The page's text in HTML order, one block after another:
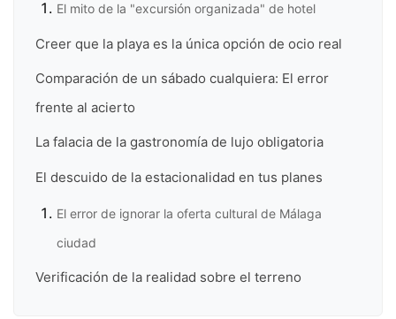
El mito de la "excursión organizada" de hotel
Creer que la playa es la única opción de ocio real
Comparación de un sábado cualquiera: El error
frente al acierto
La falacia de la gastronomía de lujo obligatoria
El descuido de la estacionalidad en tus planes
El error de ignorar la oferta cultural de Málaga
ciudad
Verificación de la realidad sobre el terreno